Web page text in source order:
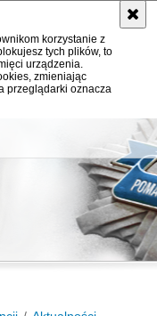
korzystanie z
tych plików, to
urządzenia.
zmieniając
przeglądarki oznacza